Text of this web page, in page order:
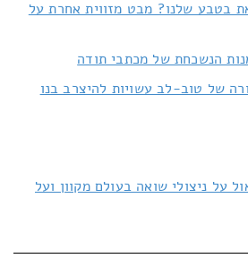
בטבע שלנו? מבט מזווית אחרת על
הנשכחת של מכתבי תודה
של טוב-לב עשויות להיצרב בנו
על ניצולי שואה בעולם מקוון ועל